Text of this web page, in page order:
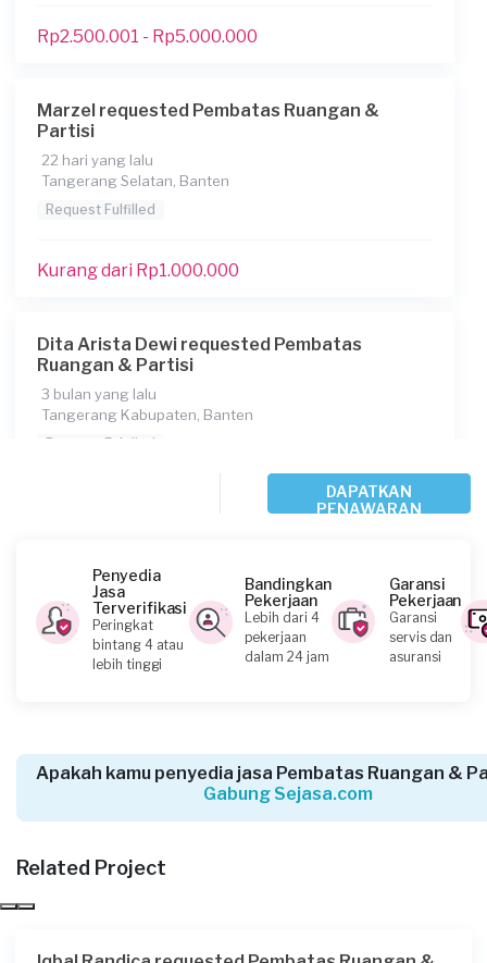
Rp2.500.001 - Rp5.000.000
Marzel requested Pembatas Ruangan &
Partisi
22 hari yang lalu
Tangerang Selatan, Banten
Request Fulfilled
Kurang dari Rp1.000.000
Dita Arista Dewi requested Pembatas
Ruangan & Partisi
3 bulan yang lalu
Tangerang Kabupaten, Banten
Request Fulfilled
Vivi requested Pembatas Ruangan & Partisi
3 bulan yang lalu
Tangerang Kabupaten, Banten
Request Fulfilled
Julisa Then requested Pembatas Ruangan &
Tangerang Kabupaten, Banten
DAPATKAN
PENAWARAN
Penyedia
Jasa
Terverifikasi
Peringkat
bintang 4 atau
lebih tinggi
Bandingkan
Pekerjaan
Lebih dari 4
pekerjaan
dalam 24 jam
Garansi
Pekerjaan
Garansi
servis dan
asuransi
Apakah kamu penyedia jasa Pembatas Ruangan &
Gabung Sejasa.com
Related Project